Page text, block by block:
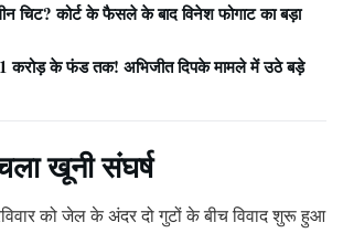
चिट? कोर्ट के फैसले के बाद विनेश फोगाट का बड़ा
करोड़ के फंड तक! अभिजीत दिपके मामले में उठे बड़े
खूनी संघर्ष
को जेल के अंदर दो गुटों के बीच विवाद शुरू हुआ